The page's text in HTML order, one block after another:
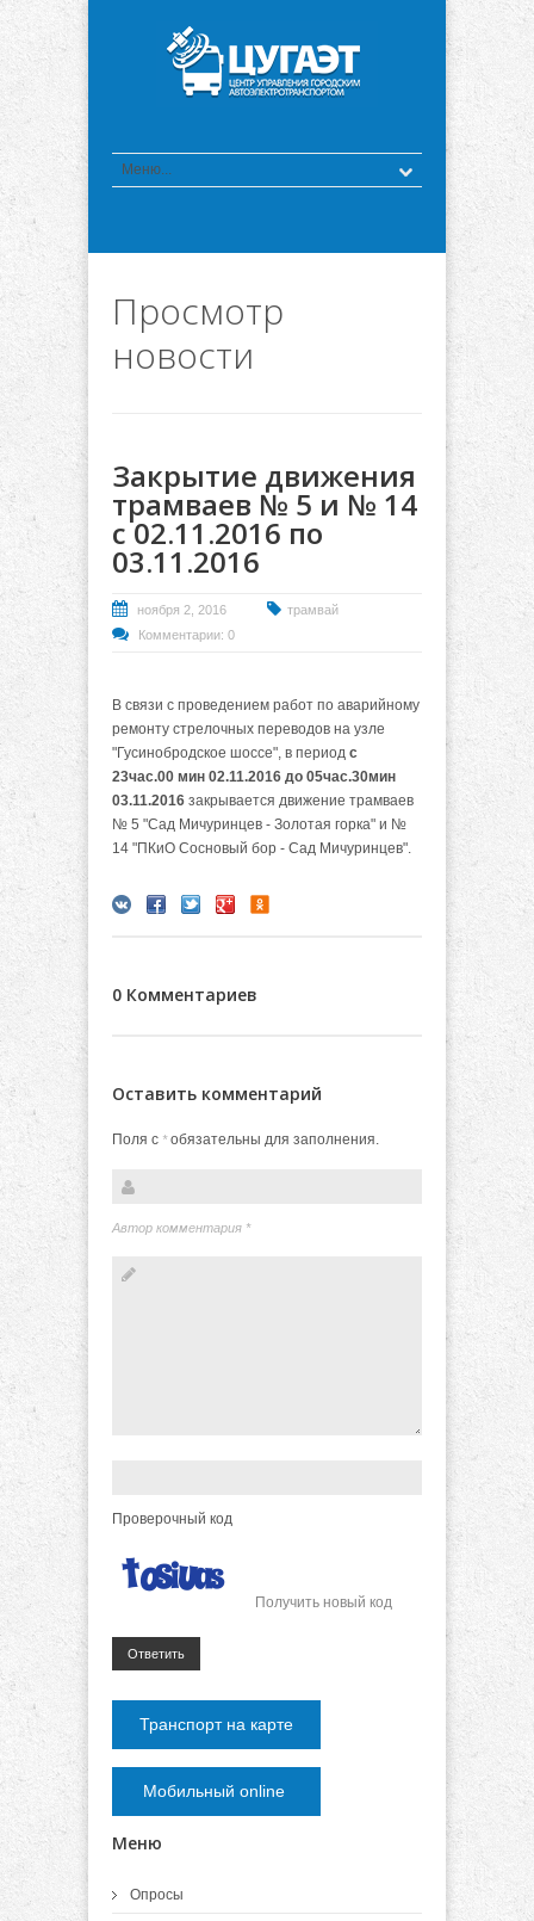
Просмотр
новости
Закрытие движения
трамваев № 5 и № 14
с 02.11.2016 по
03.11.2016
ноября 2, 2016
трамвай
Комментарии: 0
В связи с проведением работ по аварийному
ремонту стрелочных переводов на узле
"Гусинобродское шоссе", в период с
23час.00 мин 02.11.2016 до 05час.30мин
03.11.2016 закрывается движение трамваев
№ 5 "Сад Мичуринцев - Золотая горка" и №
14 "ПКиО Сосновый бор - Сад Мичуринцев".
0 Комментариев
Оставить комментарий
Поля с *обязательны для заполнения.
Автор комментария *
Проверочный код
Получить новый код
Ответить
Транспорт на карте
Мобильный online
Меню
Опросы